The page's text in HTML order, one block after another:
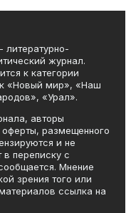
журнал.
к категории
«Новый мир», «Наш
«Урал».
авторы
размещенного
и не
в переписку с
Мнение
зрения того или
ссылка на